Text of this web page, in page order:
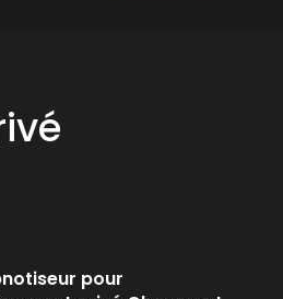
pour